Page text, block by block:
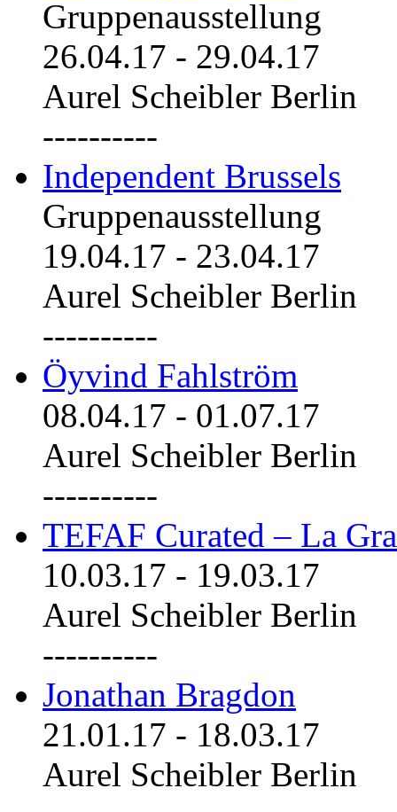
Gruppenausstellung
26.04.17 - 29.04.17
Aurel Scheibler Berlin
----------
Independent Brussels
Gruppenausstellung
19.04.17 - 23.04.17
Aurel Scheibler Berlin
----------
Öyvind Fahlström
08.04.17 - 01.07.17
Aurel Scheibler Berlin
----------
TEFAF Curated – La
10.03.17 - 19.03.17
Aurel Scheibler Berlin
----------
Jonathan Bragdon
21.01.17 - 18.03.17
Aurel Scheibler Berlin